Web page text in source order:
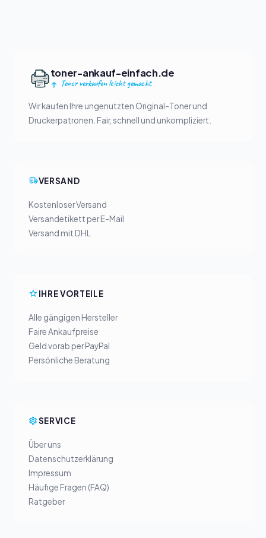
toner-ankauf-einfach.de
Toner verkaufen leicht gemacht
Wir kaufen Ihre ungenutzten Original-Toner und
Druckerpatronen. Fair, schnell und unkompliziert.
VERSAND
Kostenloser Versand
Versandetikett per E-Mail
Versand mit DHL
IHRE VORTEILE
Alle gängigen Hersteller
Faire Ankaufpreise
Geld vorab per PayPal
Persönliche Beratung
SERVICE
Über uns
Datenschutzerklärung
Impressum
Häufige Fragen (FAQ)
Ratgeber